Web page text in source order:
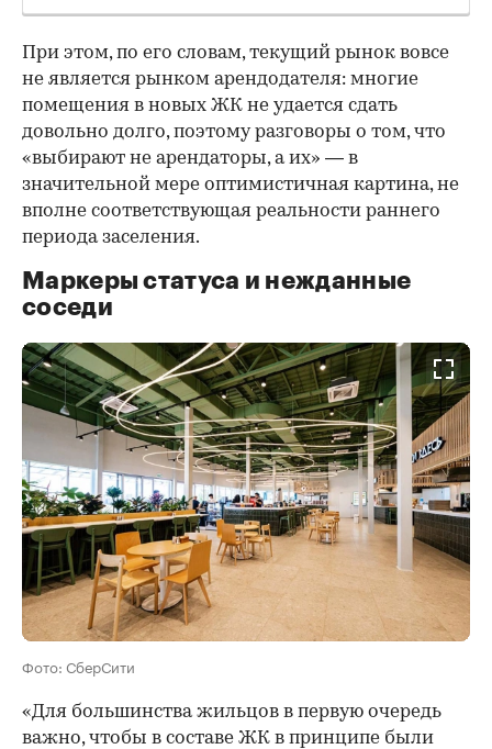
При этом, по его словам, текущий рынок вовсе
не является рынком арендодателя: многие
помещения в новых ЖК не удается сдать
довольно долго, поэтому разговоры о том, что
«выбирают не арендаторы, а их» — в
значительной мере оптимистичная картина, не
вполне соответствующая реальности раннего
периода заселения.
Маркеры статуса и нежданные
соседи
Фото: СберСити
«Для большинства жильцов в первую очередь
важно, чтобы в составе ЖК в принципе были